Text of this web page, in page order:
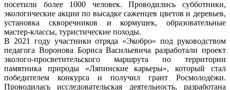
посетили более 1000 человек. Проводились субботники,
экологические акции по высадке саженцев цветов и деревьев,
установка скворечников и кормушек, образовательные
мастер-классы, туристические походы.
В 2021 году участники отряда «Экобро» под руководством
педагога Воронова Бориса Васильевича разработали проект
эколого-просветительского маршрута по территории
памятника природы «Ляпинские карьеры», который стал
победителем конкурса и получил грант Росмолодёжи.
Проводилась исследовательская деятельность, разработана